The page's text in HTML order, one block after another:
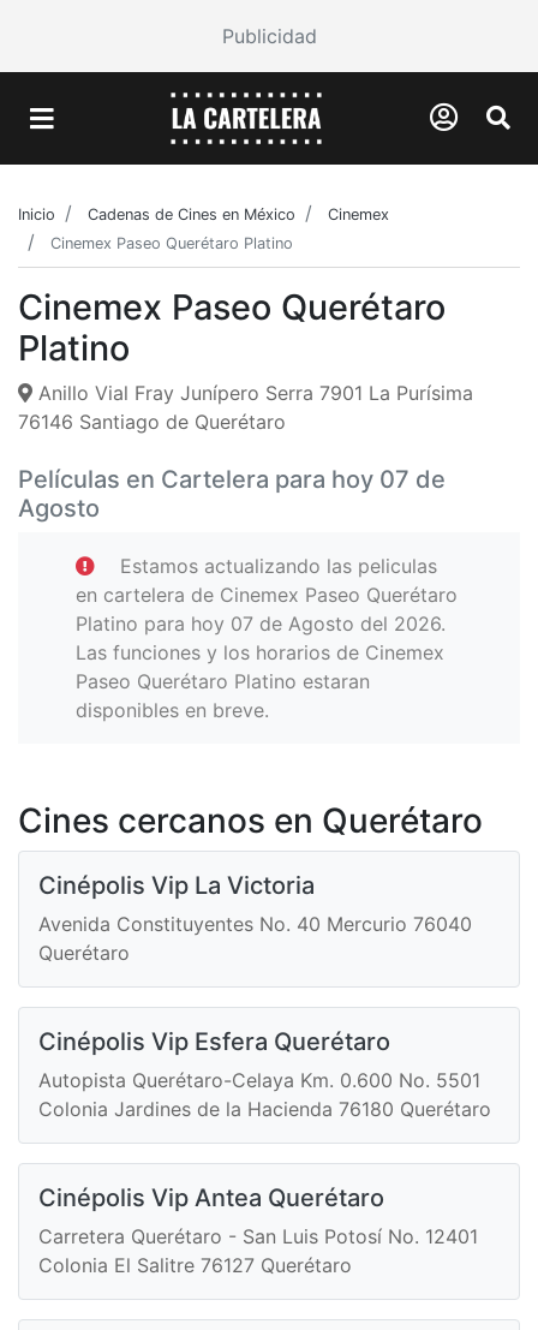
Publicidad
Inicio Cadenas de Cines en México
Cinemex
Cinemex Paseo Querétaro Platino
Cinemex Paseo Querétaro
Platino
Anillo Vial Fray Junípero Serra 7901 La Purísima
76146 Santiago de Querétaro
Películas en Cartelera para hoy 07 de
Agosto
Estamos actualizando las peliculas
en cartelera de Cinemex Paseo Querétaro
Platino para hoy 07 de Agosto del 2026.
Las funciones y los horarios de Cinemex
Paseo Querétaro Platino estaran
disponibles en breve.
Cines cercanos en Querétaro
Cinépolis Vip La Victoria
Avenida Constituyentes No. 40 Mercurio 76040
Querétaro
Cinépolis Vip Esfera Querétaro
Autopista Querétaro-Celaya Km. 0.600 No. 5501
Colonia Jardines de la Hacienda 76180 Querétaro
Cinépolis Vip Antea Querétaro
Carretera Querétaro - San Luis Potosí No. 12401
Colonia El Salitre 76127 Querétaro